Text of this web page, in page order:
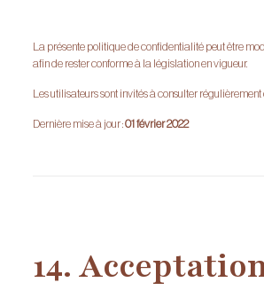
La présente politique de confidentialité peut être
afin de rester conforme à la législation en vigueur.
Les utilisateurs sont invités à consulter régulièrement
Dernière mise à jour :01 février 2022
14.